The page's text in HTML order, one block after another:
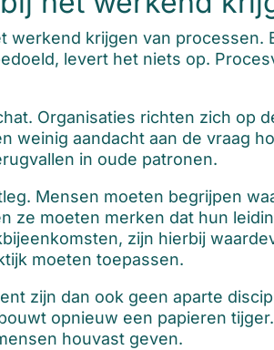
werkend krijgen van
levert het niets op.
Organisaties richten zich op
weinig aandacht aan de vraag
in oude patronen.
Mensen moeten begrijpen
ze moeten merken dat hun
zijn hierbij
moeten toepassen.
zijn dan ook geen aparte
opnieuw een papieren
houvast geven.